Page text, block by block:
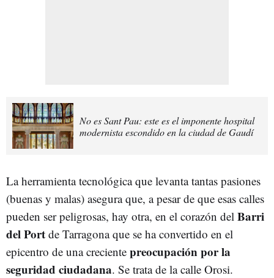
No es Sant Pau: este es el imponente hospital
modernista escondido en la ciudad de Gaudí
La herramienta tecnológica que levanta tantas pasiones
(buenas y malas) asegura que, a pesar de que esas calles
pueden ser peligrosas, hay otra, en el corazón del Barri
del Port de Tarragona que se ha convertido en el
epicentro de una creciente preocupación por la
seguridad ciudadana. Se trata de la calle Orosi.